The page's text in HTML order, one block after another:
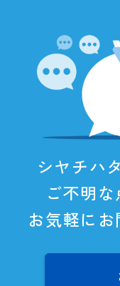
シヤチハ
ご不明
お気軽にお